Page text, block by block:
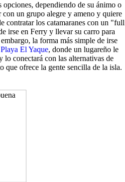
opciones, dependiendo de su ánimo o
un grupo alegre y ameno y quiere
contratar los catamaranes con un "full
irse en Ferry y llevar su carro para
la forma más simple de irse
Playa El Yaque, donde un lugareño le
lo conectará con las alternativas de
que ofrece la gente sencilla de la isla.